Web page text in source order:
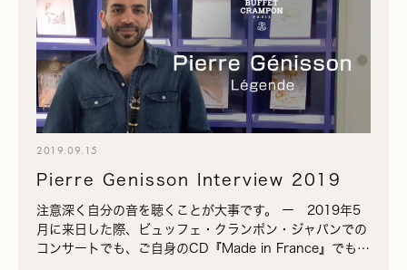
2019.09.15
Pierre Genisson Interview 2019
注意深く自分の音を聴くことが大事です。 ー 2019年5
月に来日した際、ビュッフェ・クランポン・ジャパンでの
コンサートでも、ご自身のCD『Made in France』でも、